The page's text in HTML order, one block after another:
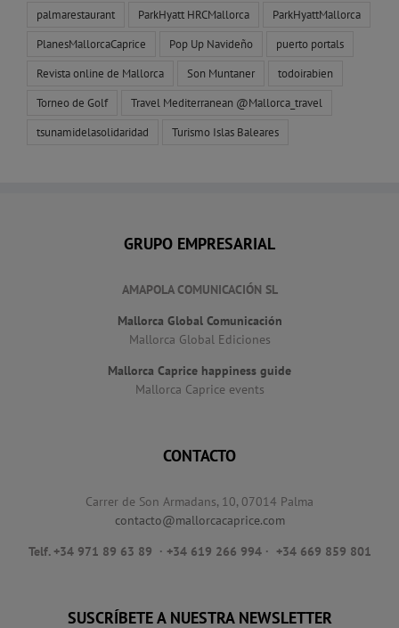
palmarestaurant ParkHyatt HRCMallorca ParkHyattMallorca
PlanesMallorcaCaprice Pop Up Navideño puerto portals
Revista online de Mallorca Son Muntaner todoirabien
Torneo de Golf Travel Mediterranean @Mallorca_travel
tsunamidelasolidaridad Turismo Islas Baleares
GRUPO EMPRESARIAL
AMAPOLA COMUNICACIÓN SL
Mallorca Global Comunicación
Mallorca Global Ediciones
Mallorca Caprice happiness guide
Mallorca Caprice events
CONTACTO
Carrer de Son Armadans, 10, 07014 Palma
contacto@mallorcacaprice.com
Telf. +34 971 89 63 89 · +34 619 266 994 · +34 669 859 801
SUSCRÍBETE A NUESTRA NEWSLETTER